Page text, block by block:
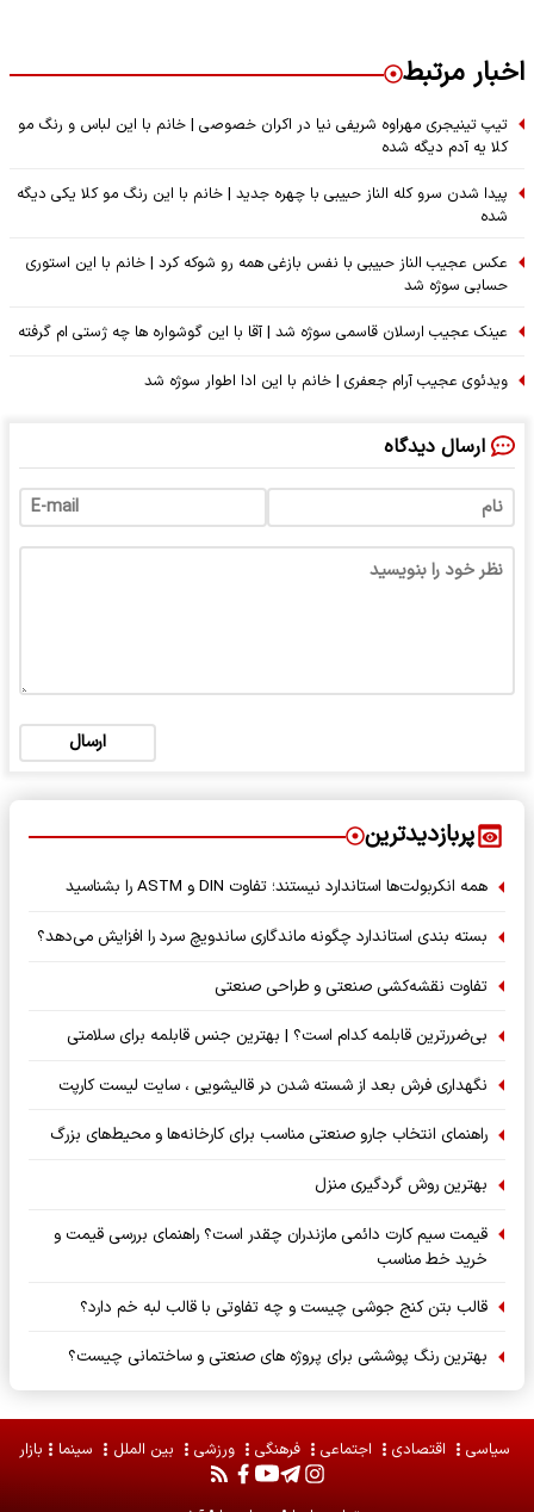
اخبار مرتبط
تیپ تینیجری مهراوه شریفی نیا در اکران خصوصی | خانم با این لباس و رنگ مو
کلا یه آدم دیگه شده
پیدا شدن سرو کله الناز حبیبی با چهره جدید | خانم با این رنگ مو کلا یکی دیگه
شده
عکس عجیب الناز حبیبی با نفس بازغی همه رو شوکه کرد | خانم با این استوری
حسابی سوژه شد
عینک عجیب ارسلان قاسمی سوژه شد | آقا با این گوشواره ها چه ژستی ام گرفته
ویدئوی عجیب آرام جعفری | خانم با این ادا اطوار سوژه شد
ارسال دیدگاه
ارسال
پربازدیدترین
همه انکربولت‌ها استاندارد نیستند؛ تفاوت DIN و ASTM را بشناسید
بسته‌ بندی استاندارد چگونه ماندگاری ساندویچ سرد را افزایش می‌دهد؟
تفاوت نقشه‌کشی صنعتی و طراحی صنعتی
بی‌ضررترین قابلمه کدام است؟ | بهترین جنس قابلمه برای سلامتی
نگهداری فرش بعد از شسته شدن در قالیشویی ، سایت لیست کارپت
راهنمای انتخاب جارو صنعتی مناسب برای کارخانه‌ها و محیط‌های بزرگ
بهترین روش گردگیری منزل
قیمت سیم کارت دائمی مازندران چقدر است؟ راهنمای بررسی قیمت و
خرید خط مناسب
قالب بتن کنج جوشی چیست و چه تفاوتی با قالب لبه خم دارد؟
بهترین رنگ پوششی برای پروژه های صنعتی و ساختمانی چیست؟
سیاسی اقتصادی اجتماعی فرهنگی ورزشی بین الملل سینما بازار